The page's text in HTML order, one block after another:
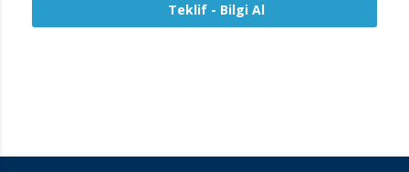
Teklif - Bilgi Al